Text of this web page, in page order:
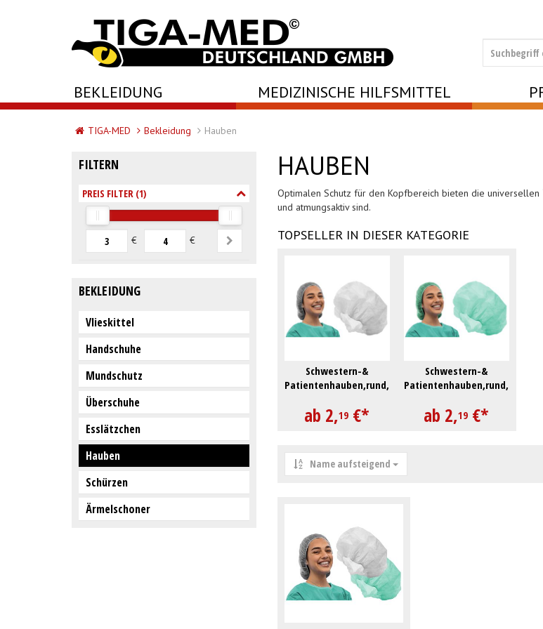
BEKLEIDUNG MEDIZINISCHE HILFSMITTEL
TIGA-MED Bekleidung Hauben
FILTERN
PREIS FILTER (1)
€ €
BEKLEIDUNG
Vlieskittel
Handschuhe
Mundschutz
Überschuhe
Esslätzchen
Hauben
Schürzen
Ärmelschoner
HAUBEN
Optimalen Schutz für den Kopfbereich bieten die universellen
und atmungsaktiv sind.
TOPSELLER IN DIESER KATEGORIE
Schwestern-&
Patientenhauben,rund,ca.14gr,
Stück
ab 2,19 €*
Schwestern-&
Patientenhauben,rund,ca.14gr,
Stück
ab 2,19 €*
Name aufsteigend